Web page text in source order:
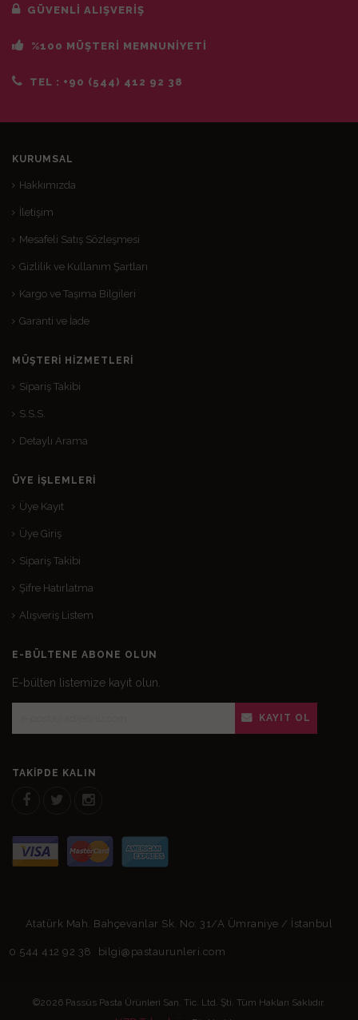
GÜVENLİ ALIŞVERİŞ
%100 MÜŞTERİ MEMNUNİYETİ
TEL : +90 (544) 412 92 38
KURUMSAL
Hakkımızda
İletişim
Mesafeli Satış Sözleşmesi
Gizlilik ve Kullanım Şartları
Kargo ve Taşıma Bilgileri
Garanti ve İade
MÜŞTERI HIZMETLERI
Sipariş Takibi
S.S.S.
Detaylı Arama
ÜYE İŞLEMLERI
Üye Kayıt
Üye Giriş
Sipariş Takibi
Şifre Hatırlatma
Alışveriş Listem
E-BÜLTENE ABONE OLUN
E-bülten listemize kayıt olun.
KAYIT OL
TAKIPDE KALIN
Atatürk Mah. Bahçevanlar Sk. No: 31/A Ümraniye / İstanbul
0 544 412 92 38 bilgi@pastaurunleri.com
©2026 Passüs Pasta Ürünleri San. Tic. Ltd. Şti. Tüm Hakları Saklıdır.